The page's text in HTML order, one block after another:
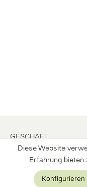
GESCHÄFT
BÜRO
INFORMATION
Diese Website
Erfahrung bieten
Konfigurieren